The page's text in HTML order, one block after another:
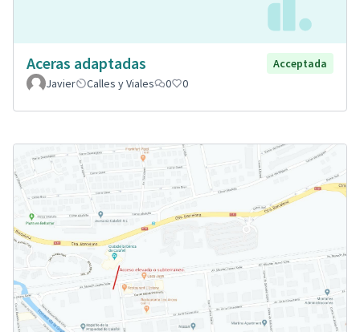
Aceras adaptadas
Acceptada
Javier
Calles y Viales 0 0